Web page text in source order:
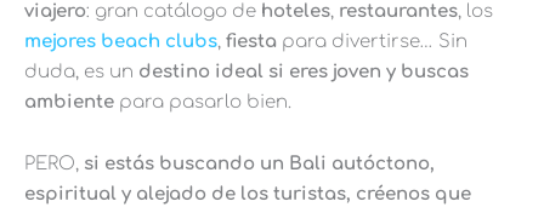
viajero: gran catálogo de hoteles, restaurantes, los
mejores beach clubs, fiesta para divertirse… Sin
duda, es un destino ideal si eres joven y buscas
ambiente para pasarlo bien.
PERO, si estás buscando un Bali autóctono,
espiritual y alejado de los turistas, créenos que